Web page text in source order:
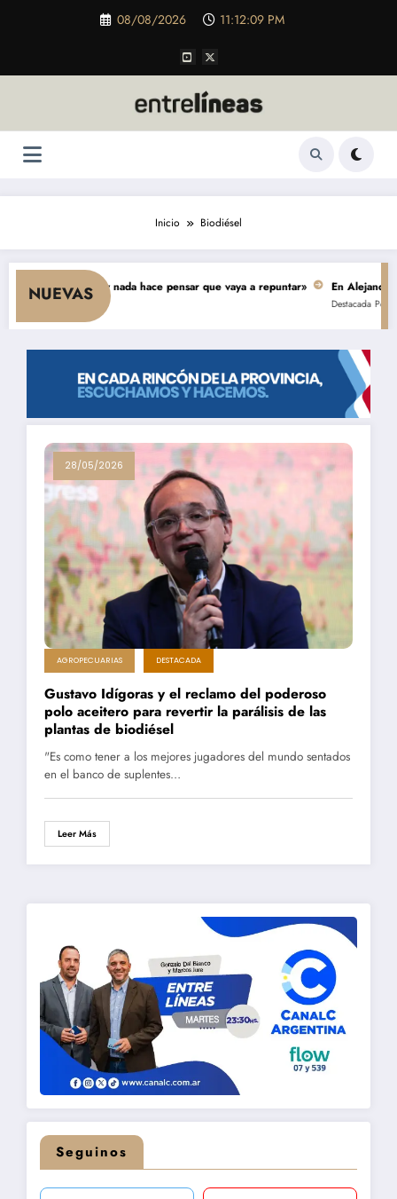
08/08/2026 11:12:09 PM
Inicio Biodiésel
NUEVAS
el consumo y nada hace pensar que vaya a repuntar» En Alejandro,
Destacada Política
28/05/2026
AGROPECUARIAS DESTACADA
Gustavo Idígoras y el reclamo del poderoso
polo aceitero para revertir la parálisis de las
plantas de biodiésel
"Es como tener a los mejores jugadores del mundo sentados
en el banco de suplentes…
Leer Más
Seguinos